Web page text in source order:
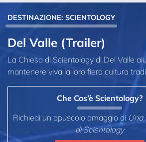
DESTINAZIONE: SCIENTOLOGY
Del Valle (Trailer)
La Chiesa di Scientology di Del Valle
mantenere viva la loro fiera cultura
Che Cos’è Scientology?
Richiedi un opuscolo omaggio di Una
di Scientology